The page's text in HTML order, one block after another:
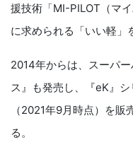
援技術「MI-PILOT（マ
に求められる「いい軽」
2014年からは、スーパ
ス』も発売し、『eK』
（2021年9月時点）を
る。